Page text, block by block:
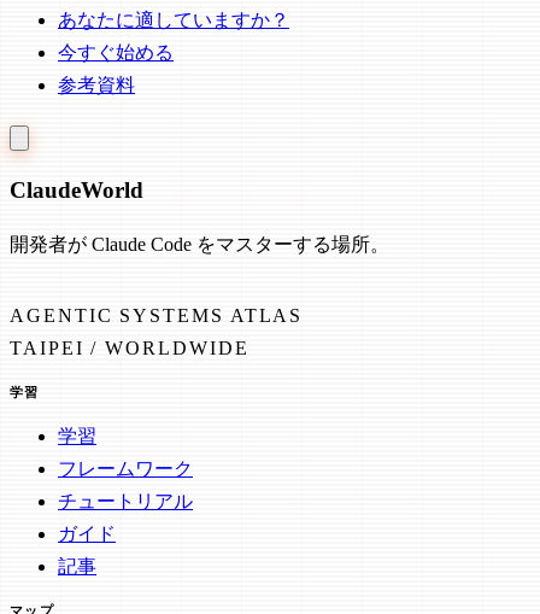
あなたに適していますか？
今すぐ始める
参考資料
ClaudeWorld
開発者が Claude Code をマスターする場所。
AGENTIC SYSTEMS ATLAS
TAIPEI / WORLDWIDE
学習
学習
フレームワーク
チュートリアル
ガイド
記事
マップ